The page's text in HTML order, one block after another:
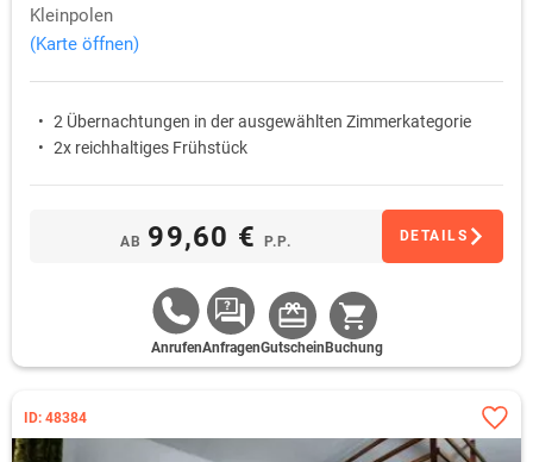
Kleinpolen
(Karte öffnen)
2 Übernachtungen in der ausgewählten Zimmerkategorie
2x reichhaltiges Frühstück
AB 99,60 € P.P. DETAILS
AnrufenAnfragenGutschein Buchung
ID: 48384